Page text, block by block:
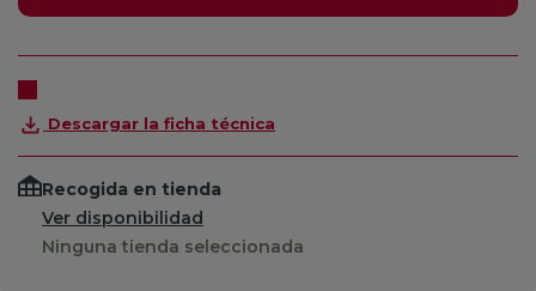
Descargar la ficha técnica
Recogida en tienda
Ver disponibilidad
Ninguna tienda seleccionada